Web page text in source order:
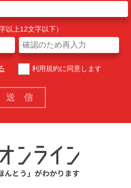
以上12文字以下）
利用規約に同意します